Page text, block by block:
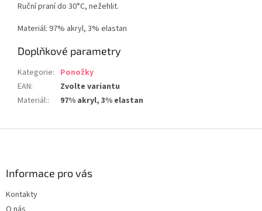
Ruční praní do 30°C, nežehlit.
Materiál: 97% akryl, 3% elastan
Doplňkové parametry
Kategorie: Ponožky
EAN:
Zvolte variantu
Materiál:: 97% akryl, 3% elastan
Informace pro vás
Kontakty